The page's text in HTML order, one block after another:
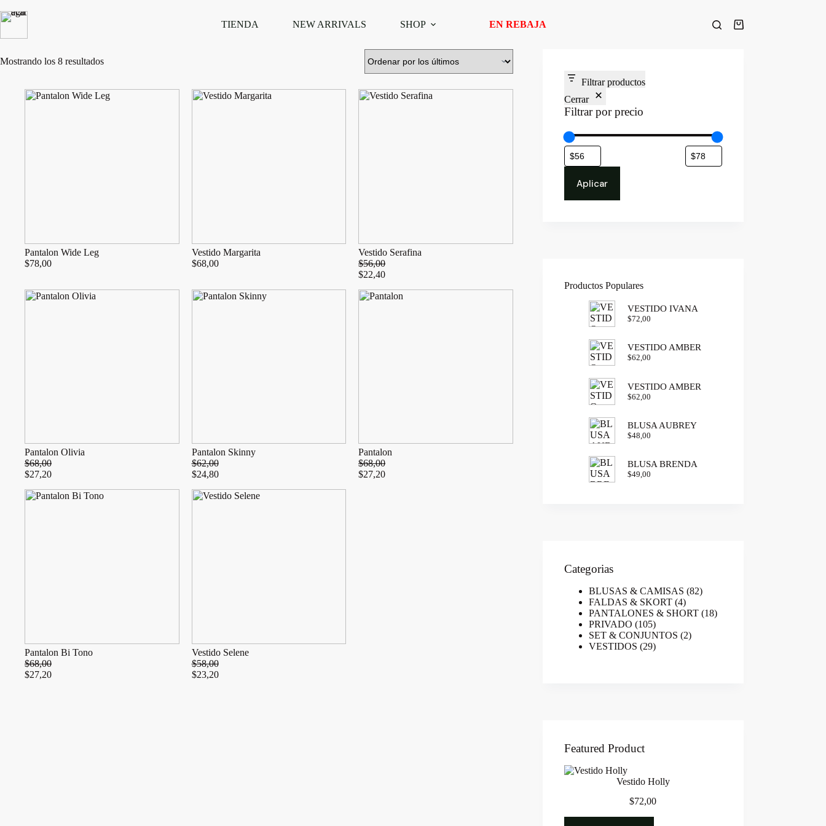
al
TIENDA NEW ARRIVALS SHOP EN REBAJA
Carro
Mostrando los 8 resultadosOrdenado
últimos
Pantalon Wide Leg
$78,00
Vestido Margarita
$68,00
Vestido Serafina
$56,00
$22,40
Pantalon Olivia
$68,00
$27,20
Pantalon Skinny
$62,00
$24,80
Pantalon
$68,00
$27,20
Pantalon Bi Tono
$68,00
$27,20
Vestido Selene
$58,00
$23,20
Filtrar productos
Cerrar
Filtrar por precio
Aplicar
Productos Populares
VESTIDO IVANA
$72,00
VESTIDO AMBER
$62,00
VESTIDO AMBER
$62,00
BLUSA AUBREY
$48,00
BLUSA BRENDA
$49,00
Categorias
BLUSAS & CAMISAS 8282
FALDAS & SKORT 44
productos
PANTALONES & SHORT 1818
PRIVADO 105105
productos
SET & CONJUNTOS 22
VESTIDOS 2929
Featured Product
Vestido Holly
$72,00